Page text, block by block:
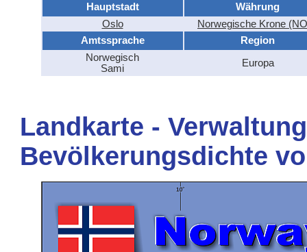
Hauptstadt
Währung
Oslo
Norwegische Krone
Amtssprache
Region
Norwegisch
Sami
Europa
Landkarte -
Bevölkerungsdichte